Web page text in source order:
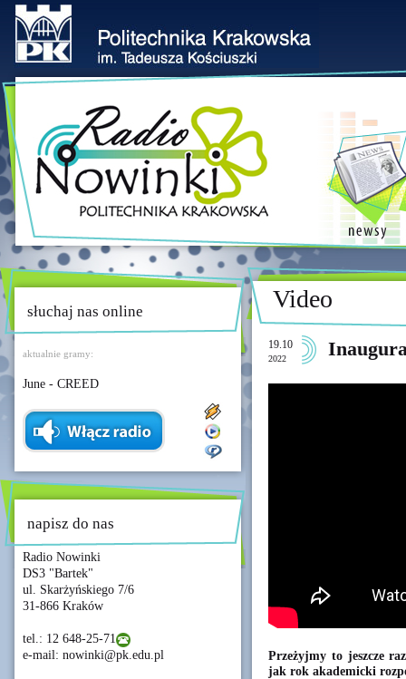
słuchaj nas online
aktualnie gramy:
June - CREED
napisz do nas
Radio Nowinki
DS3 "Bartek"
ul. Skarżyńskiego 7/6
31-866 Kraków
tel.: 12 648-25-71
e-mail: nowinki@pk.edu.pl
Video
19.10
2022
Przeżyjmy to jeszcze
jak rok akademicki